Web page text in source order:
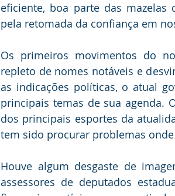
eficiente, boa parte das
pela retomada da confiança em
Os primeiros movimentos do
repleto de nomes notáveis e
as indicações políticas, o atual
principais temas de sua agenda.
dos principais esportes da
tem sido procurar problemas
Houve algum desgaste de
assessores de deputados